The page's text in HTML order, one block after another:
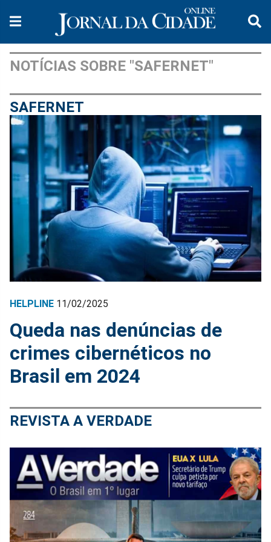
NOTÍCIAS SOBRE "SAFERNET"
SAFERNET
HELPLINE 11/02/2025
Queda nas denúncias de
crimes cibernéticos no
Brasil em 2024
REVISTA A VERDADE